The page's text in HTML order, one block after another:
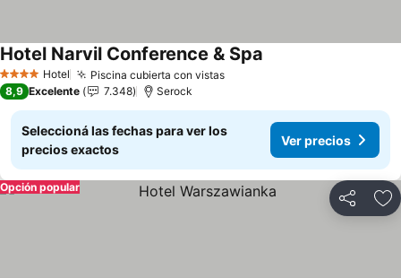
4 EstrellasHotel Piscina cubierta con vistasVer precios
Hotel Narvil Conference & Spa
8,9 Excelente 7.348 Serock
Seleccioná las fechas para ver los
precios exactos
Ver precios
Compartir
Opción popular